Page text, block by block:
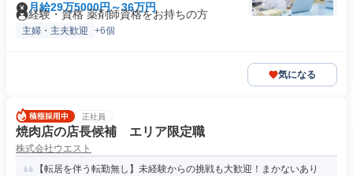
月給29万5000円～36万円
経験・資格 薬剤師資格をお持ちの方
主婦・主夫歓迎 +6個
気になる
正社員
焼肉店の店長候補 エリア限定職
株式会社ウエスト
【転居を伴う転勤無し】未経験からの挑戦も大歓迎！まかないあり